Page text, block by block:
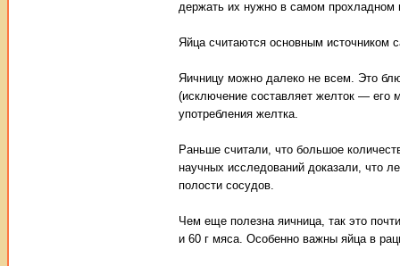
держать их нужно в самом
Яйца считаются основным
Яичницу можно далеко не всем. Это
(исключение составляет желток — его
употребления желтка.
Раньше считали, что большое
научных исследований доказали, что
полости сосудов.
Чем еще полезна яичница, так это
и 60 г мяса. Особенно важны яйца в